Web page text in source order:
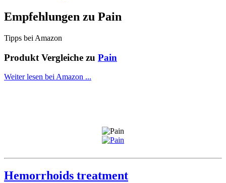
Empfehlungen zu Pain
Tipps bei Amazon
Produkt Vergleiche zu Pain
Weiter lesen bei Amazon ...
Hemorrhoids treatment